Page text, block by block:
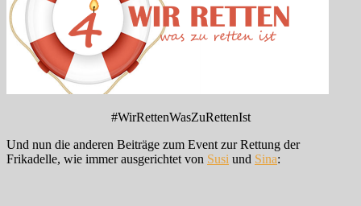
#WirRettenWasZuRettenIst
Und nun die anderen Beiträge zum Event zur Rettung der
Frikadelle, wie immer ausgerichtet von Susi und Sina: